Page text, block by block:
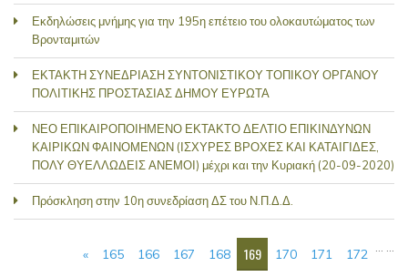
Εκδηλώσεις μνήμης για την 195η επέτειο του ολοκαυτώματος των
Βρονταμιτών
ΕΚΤΑΚΤΗ ΣΥΝΕΔΡΙΑΣΗ ΣΥΝΤΟΝΙΣΤΙΚΟΥ ΤΟΠΙΚΟΥ ΟΡΓΑΝΟΥ
ΠΟΛΙΤΙΚΗΣ ΠΡΟΣΤΑΣΙΑΣ ΔΗΜΟΥ ΕΥΡΩΤΑ
ΝΕΟ ΕΠΙΚΑΙΡΟΠΟΙΗΜΕΝΟ ΕΚΤΑΚΤΟ ΔΕΛΤΙΟ ΕΠΙΚΙΝΔΥΝΩΝ
ΚΑΙΡΙΚΩΝ ΦΑΙΝΟΜΕΝΩΝ (ΙΣΧΥΡΕΣ ΒΡΟΧΕΣ ΚΑΙ ΚΑΤΑΙΓΙΔΕΣ,
ΠΟΛΥ ΘΥΕΛΛΩΔΕΙΣ ΑΝΕΜΟΙ) μέχρι και την Κυριακή (20-09-2020)
Πρόσκληση στην 10η συνεδρίαση ΔΣ του Ν.Π.Δ.Δ.
« 165 166 167 168 169 170 171
172